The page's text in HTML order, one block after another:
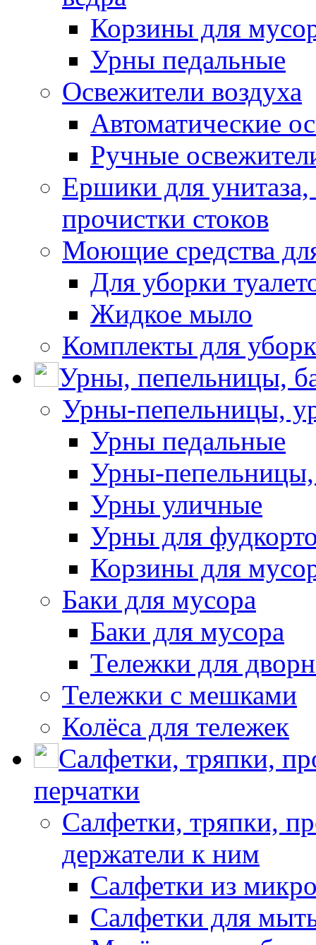
Корзины для
Урны педальные
Освежители воздуха
Автоматические
Ручные
Ершики для
прочистки стоков
Моющие средства
Для уборки
Жидкое мыло
Комплекты для
Урны, пепельницы,
Урны-пепельницы,
Урны педальные
Урны-
Урны уличные
Урны для
Корзины для
Баки для мусора
Баки для мусора
Тележки для
Тележки с мешками
Колёса для тележек
Салфетки, тряпки,
перчатки
Салфетки, тряпки,
держатели к ним
Салфетки из
Салфетки для